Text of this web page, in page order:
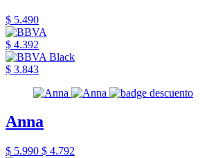
$ 5.490
$ 4.392
$ 3.843
Anna
$ 5.990 $ 4.792